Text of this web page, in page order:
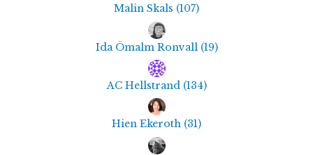
Malin Skals (107)
Ida Ömalm Ronvall (19)
AC Hellstrand (134)
Hien Ekeroth (31)